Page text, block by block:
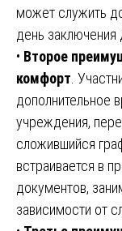
может служить
день заключения
• Второе
комфорт .
дополнительное
учреждения,
сложившийся
встраивается в
документов,
зависимости от